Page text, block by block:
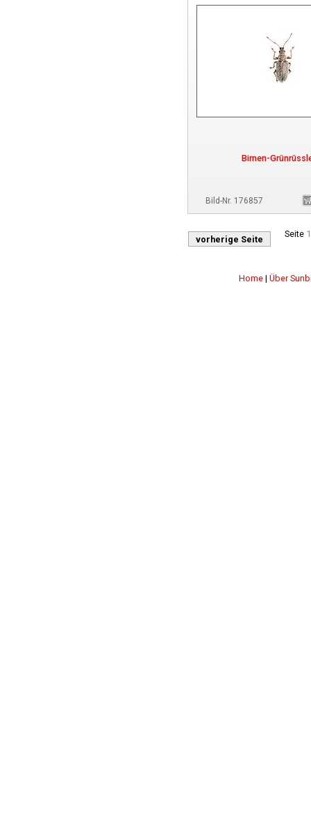
Birnen-
Bild-Nr. 176857
vorherige Seite
Seite
Home | Über